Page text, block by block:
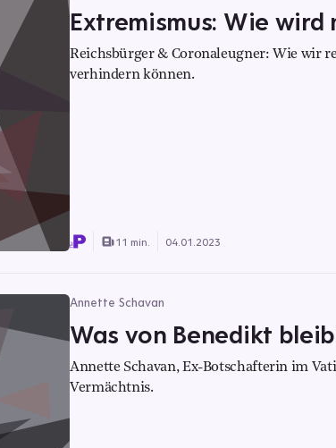
Extremismus: Wie wird
Reichsbürger & Coronaleugner: Wie wir
verhindern können.
11 min. 04.01.2023
Annette Schavan
Was von Benedikt
Annette Schavan, Ex-Botschafterin im
Vermächtnis.